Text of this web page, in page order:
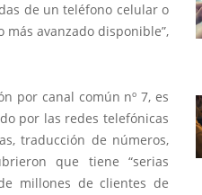
de un teléfono celular o
avanzado disponible”,
por canal común nº 7, es
por las redes telefónicas
traducción de números,
que tiene “serias
millones de clientes de